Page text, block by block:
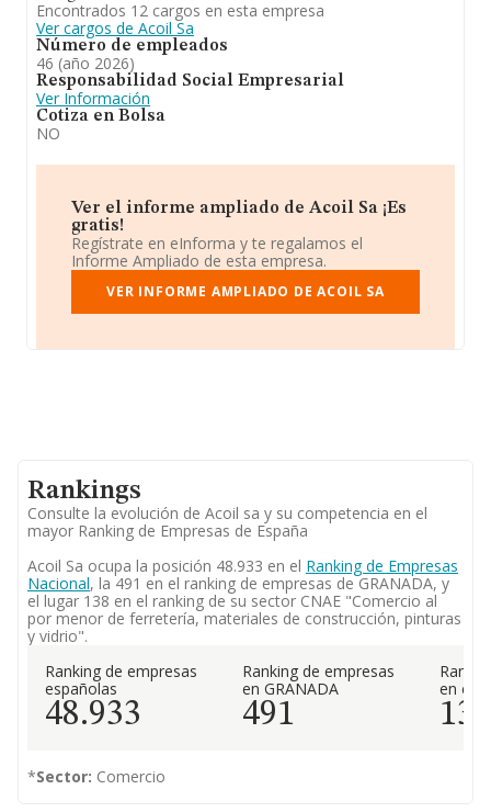
Encontrados 12 cargos en esta empresa
Ver cargos de Acoil Sa
Número de empleados
46 (año 2026)
Responsabilidad Social Empresarial
Ver Información
Cotiza en Bolsa
NO
Ver el informe ampliado de Acoil Sa ¡Es
gratis!
Regístrate en eInforma y te regalamos el
Informe Ampliado de esta empresa.
VER INFORME AMPLIADO DE ACOIL SA
Rankings
Consulte la evolución de Acoil sa y su competencia en el
mayor Ranking de Empresas de España
Acoil Sa ocupa la posición 48.933 en el Ranking de Empresas
Nacional, la 491 en el ranking de empresas de GRANADA, y
el lugar 138 en el ranking de su sector CNAE "Comercio al
por menor de ferretería, materiales de construcción, pinturas
y vidrio".
Ranking de empresas
españolas
48.933
Ranking de empresas
en GRANADA
491
en el
138
*Sector: Comercio